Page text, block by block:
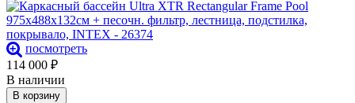
посмотреть
114 000 ₽
В наличии
В корзину